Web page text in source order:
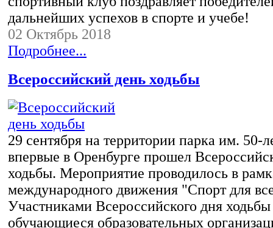
дальнейших успехов в спорте и учебе!
02 Октябрь 2018
Подробнее...
Всероссийский день ходьбы
29 сентября на территории парка им. 50-
впервые в Оренбурге прошел
ходьбы. Мероприятие проводилось в
международного движения "Спорт для
Участниками Всероссийского дня ходьбы
обучающиеся образовательных